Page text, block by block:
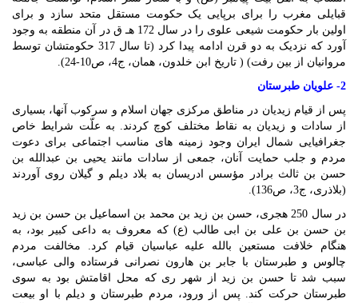
قبایلی مغرب را برای برپایی یک حکومت مستقل متحد سازد و برای
اولین بار حکومت شیعی علوی را در سال 172 هـ ق در آن منطقه به وجود
آورد که نزدیک به دو قرن ادامه پیدا کرد (تا سال 317 حکومتشان توسط
مروانیان از بین رفت) ( تاریخ ابن خلدون، همان، ج4، ص10-24).
2- علویان طبرستان
پس از قیام زیدیان در مناطق مرکزی جهان اسلام و سرکوب آنها، بسیاری
از سادات و زیدیان به نقاط مختلف کوچ کردند. به علّت شرایط خاص
جغرافیایی شمال ایران وجود زمینه های مناسب اجتماعی برای دعوت
مردم و جلب حمایت آنان، جمعی از سادات مانند یحیی بن عبدالله بن
حسن بن ثالث برادر مؤسس ادریسان به بلاد دیلم و گیلان روی آوردند
(بلاذری، ج3، ص136).
در سال 250 هجری، حسن بن زید بن محمد بن اسماعیل بن حسن بن زید
بن حسن بن علی بن ابی طالب (ع) که معروف به داعی کبیر بود، به
هنگام خلافت مستعین بالله علیه عباسیان قیام کرد. مخالفت مردم
چالوس و طبرستان با جابر بن هارون نصرانی فرستاده والی عباسی،
سبب شد تا حسن بن زید از شهر ری که محل اقامتش بود به سوی
طبرستان حرکت کند. پس از ورود، مردم طبرستان و دیلم با او بیعت